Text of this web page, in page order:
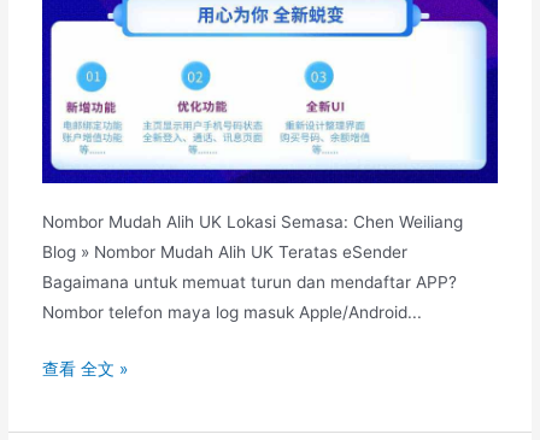
Nombor Mudah Alih UK Lokasi Semasa: Chen Weiliang
Blog » Nombor Mudah Alih UK Teratas eSender
Bagaimana untuk memuat turun dan mendaftar APP?
Nombor telefon maya log masuk Apple/Android...
eSender
untuk
查看 全文 »